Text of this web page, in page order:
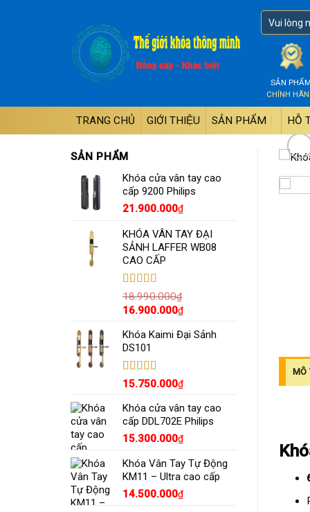
SẢN
CHÍNH
TRANG CHỦ GIỚI THIỆU SẢN PHẨM HỖ
SẢN PHẨM
Khóa cửa vân tay cao
cấp 9200 Philips
21.900.000₫
KHÓA VÂN TAY ĐẠI
SẢNH LAFFER WB08
CAO CẤP
Được xếp
hạng5.005
sao
18.990.000₫
Giá
là:
18.990.000₫.
16.900.000₫Giá
tại
Khóa Kaimi Đại Sảnh
DS101
Được xếp
sao
15.750.000₫
Khóa cửa vân tay cao
cấp DDL702E Philips
15.300.000₫
Khóa Vân Tay Tự Động
KM11 – Ultra cao cấp
14.500.000₫
MÔ